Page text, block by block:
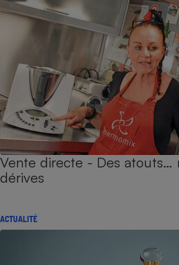
Vente directe - Des atouts…
dérives
ACTUALITÉ